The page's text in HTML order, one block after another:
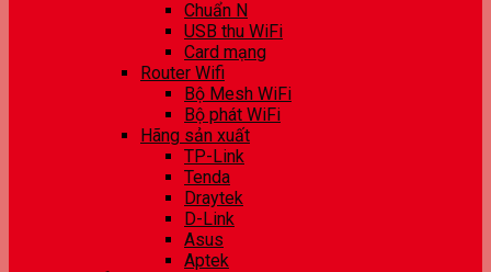
Chuẩn N
USB thu WiFi
Card mạng
Router Wifi
Bộ Mesh WiFi
Bộ phát WiFi
Hãng sản xuất
TP-Link
Tenda
Draytek
D-Link
Asus
Aptek